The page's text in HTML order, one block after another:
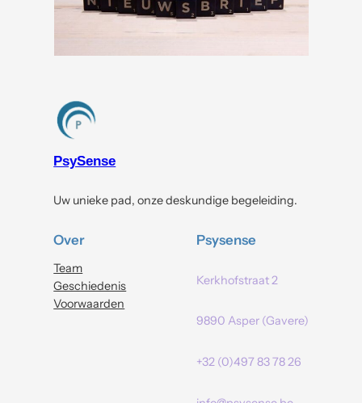
PsySense
Uw unieke pad, onze deskundige begeleiding.
Over
Team
Geschiedenis
Voorwaarden
Psysense
Kerkhofstraat 2
9890 Asper (Gavere)
+32 (0)497 83 78 26